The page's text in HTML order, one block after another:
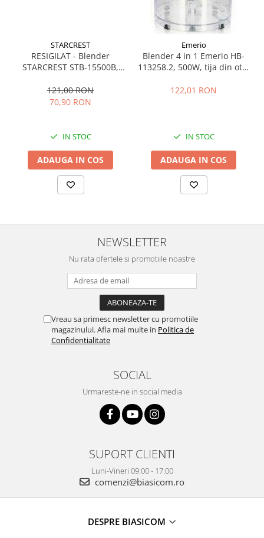
Espressoare
Preparare desert
Aparate de facut inghetata
Masini de facut paine
Storcatoare
Aparate foto & accesorii
Alte accesorii foto & video
Aparate foto DSLR
Aparate foto Mirrorless
Carduri memorie
STARCREST
RESIGILAT - Blender
STARCREST STB-15500B,
functie Pulse, Negru
121,00 RON
70,90 RON
IN STOC
ADAUGA IN COS
Emerio
Blender 4 in 1 Emerio HB-
113258.2, 500W, tija din otel
Alb/albastru
122,01 RON
IN STOC
ADAUGA IN COS
NEWSLETTER
Nu rata ofertele si promotiile noastre
Vreau sa primesc newsletter cu promotiile
magazinului. Afla mai multe in Politica de
Confidentialitate
SOCIAL
Urmareste-ne in social media
SUPORT CLIENTI
Luni-Vineri 09:00 - 17:00
comenzi@biasicom.ro
DESPRE BIASICOM